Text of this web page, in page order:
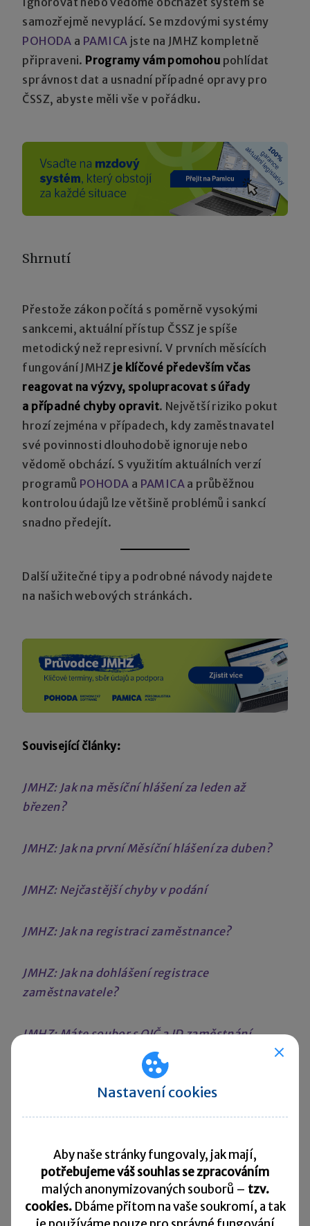
samozřejmě nevyplácí. Se mzdovými systémy
POHODA a PAMICA jste na JMHZ kompletně
připraveni. Programy vám pomohou pohlídat
správnost dat a usnadní případné opravy pro
ČSSZ, abyste měli vše v pořádku.
Shrnutí
Přestože zákon počítá s poměrně vysokými
sankcemi, aktuální přístup ČSSZ je spíše
metodický než represivní. V prvních měsících
fungování JMHZ je klíčové především včas
reagovat na výzvy, spolupracovat s úřady
a případné chyby opravit. Největší riziko pokut
hrozí zejména v případech, kdy zaměstnavatel
své povinnosti dlouhodobě ignoruje nebo
vědomě obchází. S využitím aktuálních verzí
programů POHODA a PAMICA a průběžnou
kontrolou údajů lze většině problémů i sankcí
snadno předejít.
Další užitečné tipy a podrobné návody najdete
na našich webových stránkách.
Související články:
JMHZ: Jak na měsíční hlášení za leden až
březen?
JMHZ: Jak na první Měsíční hlášení za duben?
JMHZ: Nejčastější chyby v podání
JMHZ: Jak na registraci zaměstnance?
JMHZ: Jak na dohlášení registrace
zaměstnavatele?
JMHZ: Máte soubor s OIČ a ID zaměstnání
JMHZ: Jaké údaje o zaměstnancích je dobré
začít doplňovat už teď?
ELDP JMHZ JMHZ seriál legislativa práce
měsíční hlášení PAMICA POHODA
Nastavení cookies
Aby naše stránky fungovaly, jak mají,
potřebujeme váš souhlas se zpracováním
malých anonymizovaných souborů – tzv.
cookies. Dbáme přitom na vaše soukromí, a tak